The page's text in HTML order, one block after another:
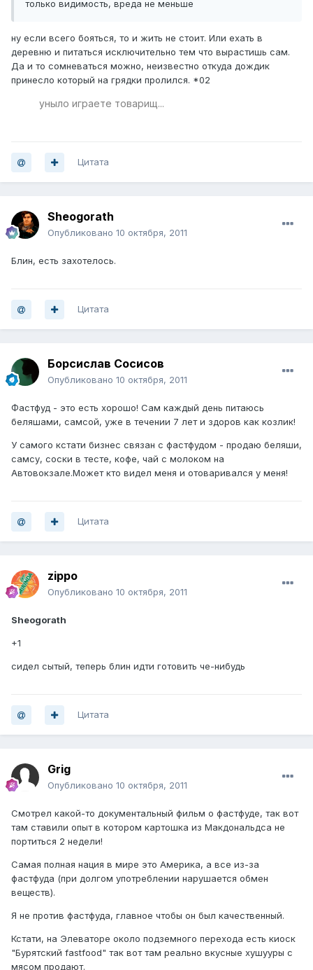
только видимость, вреда не меньше
ну если всего бояться, то и жить не стоит. Или ехать в
деревню и питаться исключительно тем что вырастишь сам.
Да и то сомневаться можно, неизвестно откуда дождик
принесло который на грядки пролился. *02
уныло играете товарищ...
Цитата
Sheogorath
Опубликовано 10 октября, 2011
Блин, есть захотелось.
Цитата
Борсислав Сосисов
Опубликовано 10 октября, 2011
Фастфуд - это есть хорошо! Сам каждый день питаюсь
беляшами, самсой, уже в течении 7 лет и здоров как козлик!
У самого кстати бизнес связан с фастфудом - продаю беляши,
самсу, соски в тесте, кофе, чай с молоком на
Автовокзале.Может кто видел меня и отоваривался у меня!
Цитата
zippo
Опубликовано 10 октября, 2011
Sheogorath
+1
сидел сытый, теперь блин идти готовить че-нибудь
Цитата
Grig
Опубликовано 10 октября, 2011
Смотрел какой-то документальный фильм о фастфуде, так вот
там ставили опыт в котором картошка из Макдональдса не
портиться 2 недели!
Самая полная нация в мире это Америка, а все из-за
фастфуда (при долгом употреблении нарушается обмен
веществ).
Я не против фастфуда, главное чтобы он был качественный.
Кстати, на Элеваторе около подземного перехода есть киоск
"Бурятский fastfood" так вот там реально вкусные хушууры с
мясом продают.